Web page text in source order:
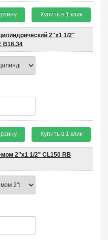
Купить в 1 клик
2"х1 1/2"
B16.34
Купить в 1 клик
2"x1 1/2" CL150 RB